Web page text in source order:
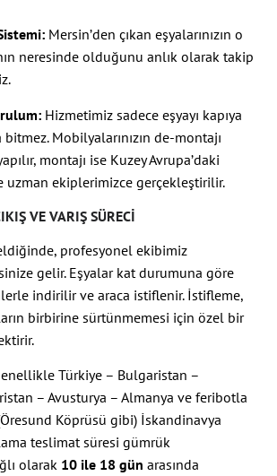
Mersin’den çıkan eşyalarınızın o
neresinde olduğunu anlık olarak takip
Hizmetimiz sadece eşyayı kapıya
bitmez. Mobilyalarınızın de-montajı
montajı ise Kuzey Avrupa’daki
uzman ekiplerimizce gerçekleştirilir.
VE VARIŞ SÜRECI
profesyonel ekibimiz
gelir. Eşyalar kat durumuna göre
indirilir ve araca istiflenir. İstifleme,
birbirine sürtünmemesi için özel bir
Türkiye – Bulgaristan –
– Avusturya – Almanya ve feribotla
Köprüsü gibi) İskandinavya
teslimat süresi gümrük
olarak 10 ile 18 gün arasında